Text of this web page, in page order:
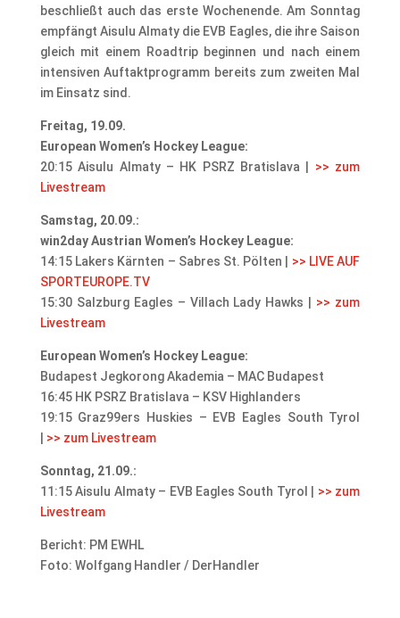
beschließt auch das erste Wochenende. Am Sonntag
empfängt Aisulu Almaty die EVB Eagles, die ihre Saison
gleich mit einem Roadtrip beginnen und nach einem
intensiven Auftaktprogramm bereits zum zweiten Mal
im Einsatz sind.
Freitag, 19.09.
European Women’s Hockey League:
20:15 Aisulu Almaty – HK PSRZ Bratislava | >> zum
Livestream
Samstag, 20.09.:
win2day Austrian Women’s Hockey League:
14:15 Lakers Kärnten – Sabres St. Pölten | >> LIVE AUF
SPORTEUROPE.TV
15:30 Salzburg Eagles – Villach Lady Hawks | >> zum
Livestream
European Women’s Hockey League:
Budapest Jegkorong Akademia – MAC Budapest
16:45 HK PSRZ Bratislava – KSV Highlanders
19:15 Graz99ers Huskies – EVB Eagles South Tyrol
| >> zum Livestream
Sonntag, 21.09.:
11:15 Aisulu Almaty – EVB Eagles South Tyrol | >> zum
Livestream
Bericht: PM EWHL
Foto: Wolfgang Handler / DerHandler